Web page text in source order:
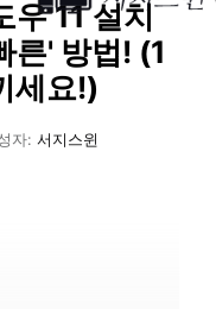
우 11 설치
른' 방법! (1
세요!)
자: 서지스윈